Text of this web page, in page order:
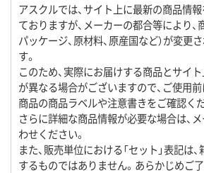
アスクルでは、サイト上に最新の商品情
ておりますが、メーカーの都合等により、商
パッケージ、原材料、原産国など）が変更
す。
このため、実際にお届けする商品とサイ
が異なる場合がございますので、ご使用
商品の商品ラベルや注意書きをご確認くだ
さらに詳細な商品情報が必要な場合は、
わせください。
また、販売単位における「セット」表記は
するものではありません。あらかじめご了